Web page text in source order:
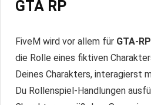
GTA RP
FiveM wird vor allem für
die Rolle eines fiktiven
Deines Charakters, interagierst
Du Rollenspiel-Handlungen